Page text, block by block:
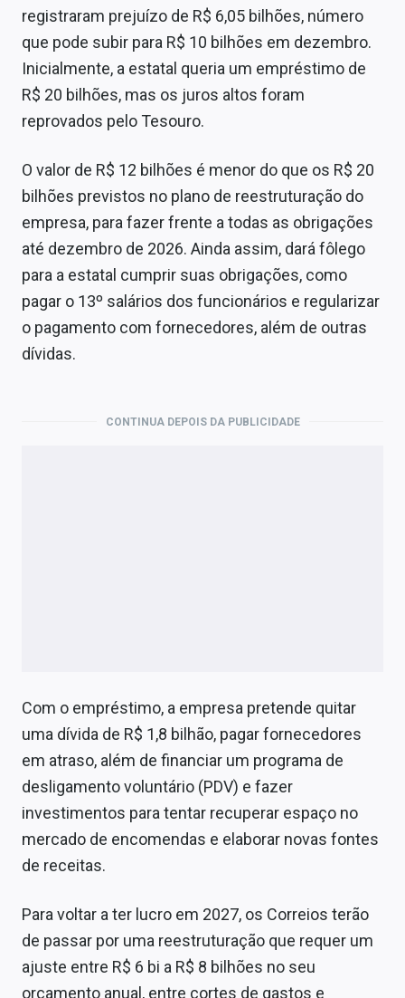
registraram prejuízo de R$ 6,05 bilhões, número
que pode subir para R$ 10 bilhões em dezembro.
Inicialmente, a estatal queria um empréstimo de
R$ 20 bilhões, mas os juros altos foram
reprovados pelo Tesouro.
O valor de R$ 12 bilhões é menor do que os R$ 20
bilhões previstos no plano de reestruturação do
empresa, para fazer frente a todas as obrigações
até dezembro de 2026. Ainda assim, dará fôlego
para a estatal cumprir suas obrigações, como
pagar o 13º salários dos funcionários e regularizar
o pagamento com fornecedores, além de outras
dívidas.
CONTINUA DEPOIS DA PUBLICIDADE
Com o empréstimo, a empresa pretende quitar
uma dívida de R$ 1,8 bilhão, pagar fornecedores
em atraso, além de financiar um programa de
desligamento voluntário (PDV) e fazer
investimentos para tentar recuperar espaço no
mercado de encomendas e elaborar novas fontes
de receitas.
Para voltar a ter lucro em 2027, os Correios terão
de passar por uma reestruturação que requer um
ajuste entre R$ 6 bi a R$ 8 bilhões no seu
orçamento anual, entre cortes de gastos e